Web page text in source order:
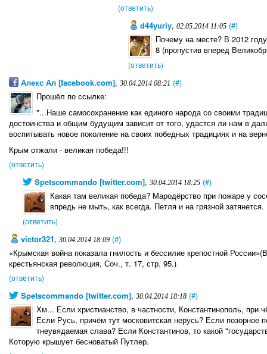
(ответить)
d44yuriy,02.05.2014 11:05 (#)
Почему на месте? В 2012
8 (пропустив вперед
(ответить)
Алекс Ал [facebook.com], 30.04.2014 08:21 (#)
Прошёл по ссылке:
"...Наше самосохранение как единого народа со своими
достоинства и общим будущим зависит от того, удастся ли нам в
воспитывать новое поколение на своих победных традициях и на
Крым отжали - великая победа!!!
(ответить)
Spetscommando [twitter.com], 30.04.2014 18:25 (#)
Какая там великая победа? Мародёрство при пожаре у
впредь не мыть, как всегда. Петля и на грязной затянется.
(ответить)
victor321, 30.04.2014 18:09 (#)
«Крымская война показала гнилость и бессилие крепостной
крестьянская революция, Соч., т. 17, стр. 95.)
(ответить)
Spetscommando [twitter.com], 30.04.2014 18:18 (#)
Хм... Если христианство, в частности, Константинополь, при
Если Русь, причём тут московитская нерусь? Если позорное
тнеувядаемая слава? Если Константинов, то какой
Которую крышует бесноватый Путлер.